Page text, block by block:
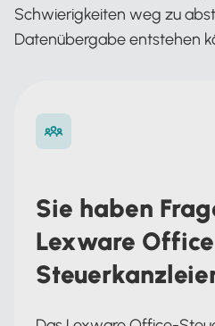
Schwierigkeiten weg zu
Datenübergabe entstehen
Sie haben
Lexware